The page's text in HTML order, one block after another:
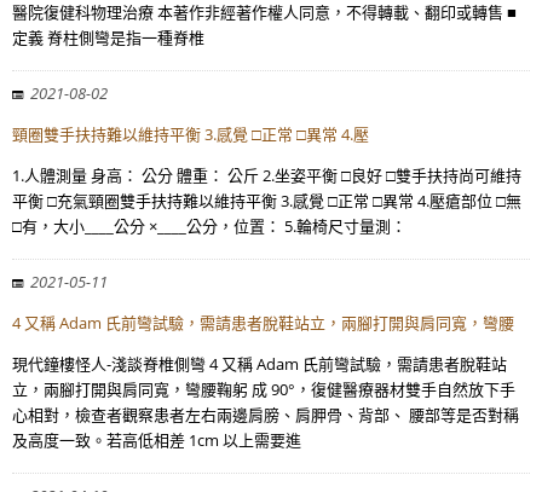
醫院復健科物理治療 本著作非經著作權人同意，不得轉載、翻印或轉售 ■
定義 脊柱側彎是指一種脊椎
2021-08-02
頸圈雙手扶持難以維持平衡 3.感覺 □正常 □異常 4.壓
1.人體測量 身高： 公分 體重： 公斤 2.坐姿平衡 □良好 □雙手扶持尚可維持
平衡 □充氣頸圈雙手扶持難以維持平衡 3.感覺 □正常 □異常 4.壓瘡部位 □無
□有，大小____公分 ×____公分，位置： 5.輪椅尺寸量測：
2021-05-11
4 又稱 Adam 氏前彎試驗，需請患者脫鞋站立，兩腳打開與肩同寬，彎腰
現代鐘樓怪人-淺談脊椎側彎 4 又稱 Adam 氏前彎試驗，需請患者脫鞋站
立，兩腳打開與肩同寬，彎腰鞠躬 成 90°，復健醫療器材雙手自然放下手
心相對，檢查者觀察患者左右兩邊肩膀、肩胛骨、背部、 腰部等是否對稱
及高度一致。若高低相差 1cm 以上需要進